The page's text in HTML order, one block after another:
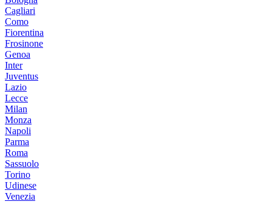
Cagliari
Como
Fiorentina
Frosinone
Genoa
Inter
Juventus
Lazio
Lecce
Milan
Monza
Napoli
Parma
Roma
Sassuolo
Torino
Udinese
Venezia